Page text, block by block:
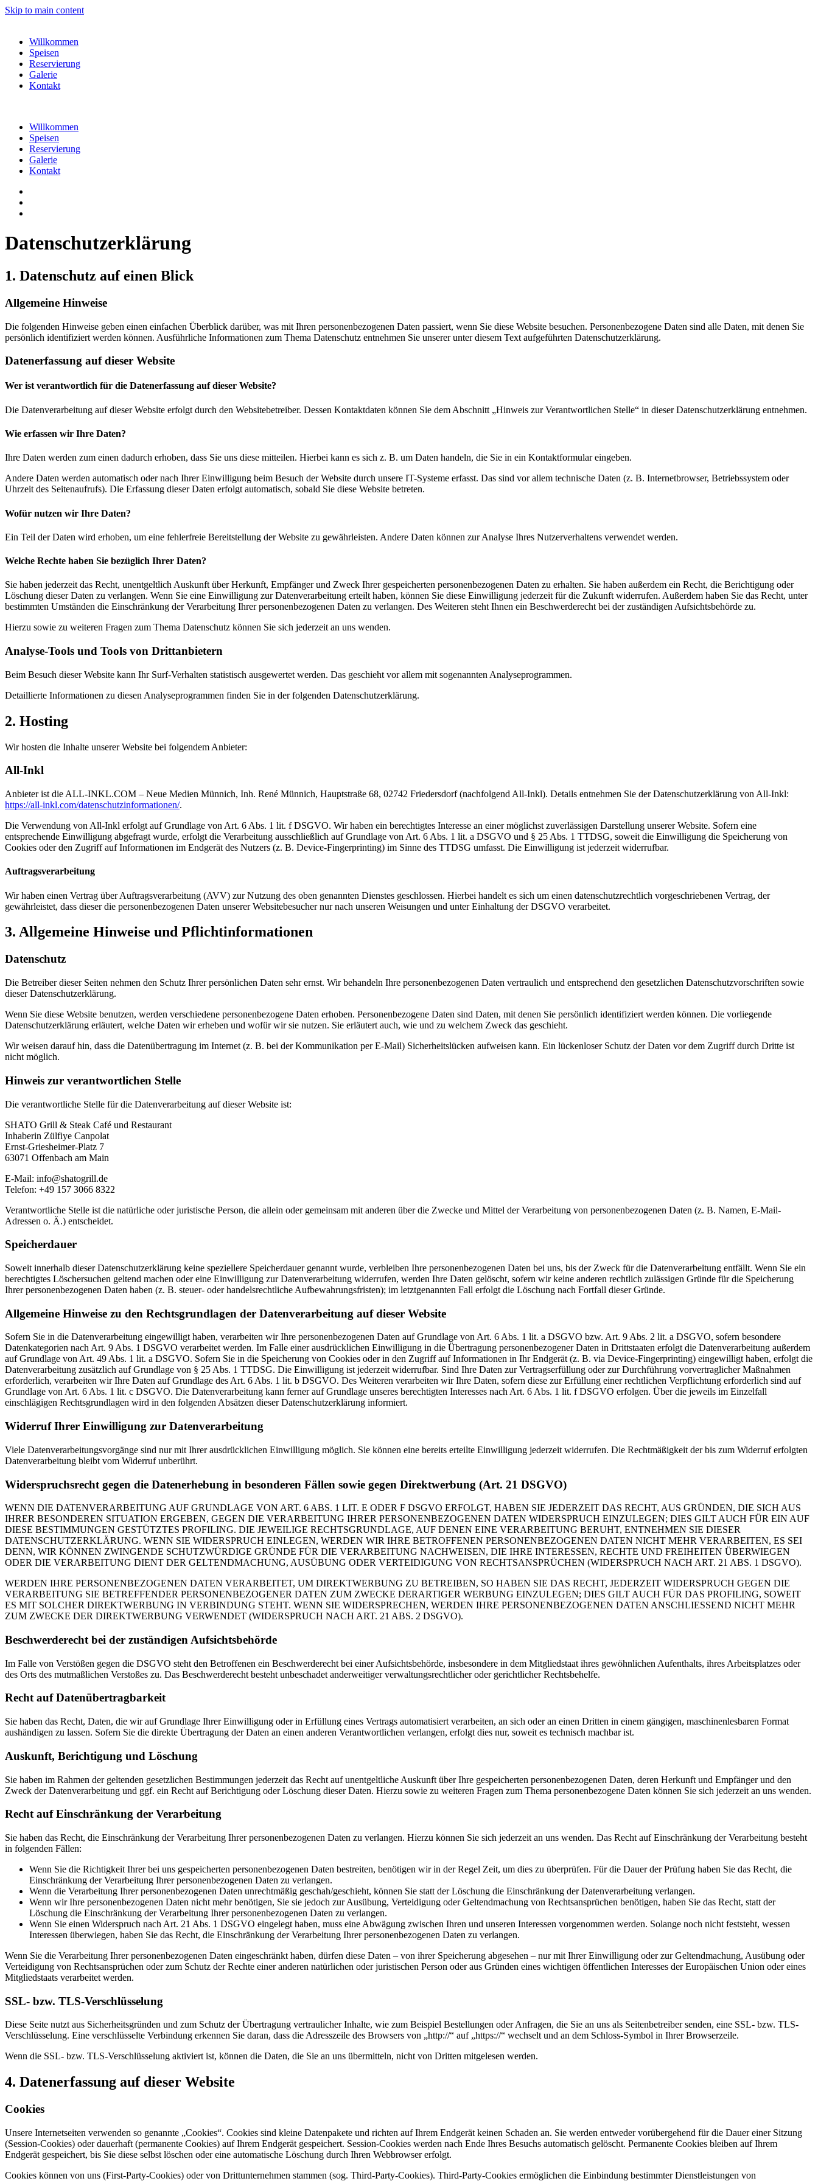
Skip to main content
Willkommen
Speisen
Reservierung
Galerie
Kontakt
Willkommen
Speisen
Reservierung
Galerie
Kontakt
Datenschutz­erklärung
1. Datenschutz auf einen Blick
Allgemeine Hinweise
Die folgenden Hinweise geben einen einfachen Überblick darüber, was mit Ihren personenbezogenen Daten passiert, wenn Sie diese Website besuchen. Personenbezogene Daten sind alle Daten, mit denen Sie
persönlich identifiziert werden können. Ausführliche Informationen zum Thema Datenschutz entnehmen Sie unserer unter diesem Text aufgeführten Datenschutzerklärung.
Datenerfassung auf dieser Website
Wer ist verantwortlich für die Datenerfassung auf dieser Website?
Die Datenverarbeitung auf dieser Website erfolgt durch den Websitebetreiber. Dessen Kontaktdaten können Sie dem Abschnitt „Hinweis zur Verantwortlichen Stelle“ in dieser Datenschutzerklärung entnehmen.
Wie erfassen wir Ihre Daten?
Ihre Daten werden zum einen dadurch erhoben, dass Sie uns diese mitteilen. Hierbei kann es sich z. B. um Daten handeln, die Sie in ein Kontaktformular eingeben.
Andere Daten werden automatisch oder nach Ihrer Einwilligung beim Besuch der Website durch unsere IT-Systeme erfasst. Das sind vor allem technische Daten (z. B. Internetbrowser, Betriebssystem oder
Uhrzeit des Seitenaufrufs). Die Erfassung dieser Daten erfolgt automatisch, sobald Sie diese Website betreten.
Wofür nutzen wir Ihre Daten?
Ein Teil der Daten wird erhoben, um eine fehlerfreie Bereitstellung der Website zu gewährleisten. Andere Daten können zur Analyse Ihres Nutzerverhaltens verwendet werden.
Welche Rechte haben Sie bezüglich Ihrer Daten?
Sie haben jederzeit das Recht, unentgeltlich Auskunft über Herkunft, Empfänger und Zweck Ihrer gespeicherten personenbezogenen Daten zu erhalten. Sie haben außerdem ein Recht, die Berichtigung oder
Löschung dieser Daten zu verlangen. Wenn Sie eine Einwilligung zur Datenverarbeitung erteilt haben, können Sie diese Einwilligung jederzeit für die Zukunft widerrufen. Außerdem haben Sie das Recht, unter
bestimmten Umständen die Einschränkung der Verarbeitung Ihrer personenbezogenen Daten zu verlangen. Des Weiteren steht Ihnen ein Beschwerderecht bei der zuständigen Aufsichtsbehörde zu.
Hierzu sowie zu weiteren Fragen zum Thema Datenschutz können Sie sich jederzeit an uns wenden.
Analyse-Tools und Tools von Dritt­anbietern
Beim Besuch dieser Website kann Ihr Surf-Verhalten statistisch ausgewertet werden. Das geschieht vor allem mit sogenannten Analyseprogrammen.
Detaillierte Informationen zu diesen Analyseprogrammen finden Sie in der folgenden Datenschutzerklärung.
2. Hosting
Wir hosten die Inhalte unserer Website bei folgendem Anbieter:
All-Inkl
Anbieter ist die ALL-INKL.COM – Neue Medien Münnich, Inh. René Münnich, Hauptstraße 68, 02742 Friedersdorf (nachfolgend All-Inkl). Details entnehmen Sie der Datenschutzerklärung von All-Inkl:
https://all-inkl.com/datenschutzinformationen/.
Die Verwendung von All-Inkl erfolgt auf Grundlage von Art. 6 Abs. 1 lit. f DSGVO. Wir haben ein berechtigtes Interesse an einer möglichst zuverlässigen Darstellung unserer Website. Sofern eine
entsprechende Einwilligung abgefragt wurde, erfolgt die Verarbeitung ausschließlich auf Grundlage von Art. 6 Abs. 1 lit. a DSGVO und § 25 Abs. 1 TTDSG, soweit die Einwilligung die Speicherung von
Cookies oder den Zugriff auf Informationen im Endgerät des Nutzers (z. B. Device-Fingerprinting) im Sinne des TTDSG umfasst. Die Einwilligung ist jederzeit widerrufbar.
Auftragsverarbeitung
Wir haben einen Vertrag über Auftragsverarbeitung (AVV) zur Nutzung des oben genannten Dienstes geschlossen. Hierbei handelt es sich um einen datenschutzrechtlich vorgeschriebenen Vertrag, der
gewährleistet, dass dieser die personenbezogenen Daten unserer Websitebesucher nur nach unseren Weisungen und unter Einhaltung der DSGVO verarbeitet.
3. Allgemeine Hinweise und Pflicht­informationen
Datenschutz
Die Betreiber dieser Seiten nehmen den Schutz Ihrer persönlichen Daten sehr ernst. Wir behandeln Ihre personenbezogenen Daten vertraulich und entsprechend den gesetzlichen Datenschutzvorschriften sowie
dieser Datenschutzerklärung.
Wenn Sie diese Website benutzen, werden verschiedene personenbezogene Daten erhoben. Personenbezogene Daten sind Daten, mit denen Sie persönlich identifiziert werden können. Die vorliegende
Datenschutzerklärung erläutert, welche Daten wir erheben und wofür wir sie nutzen. Sie erläutert auch, wie und zu welchem Zweck das geschieht.
Wir weisen darauf hin, dass die Datenübertragung im Internet (z. B. bei der Kommunikation per E-Mail) Sicherheitslücken aufweisen kann. Ein lückenloser Schutz der Daten vor dem Zugriff durch Dritte ist
nicht möglich.
Hinweis zur verantwortlichen Stelle
Die verantwortliche Stelle für die Datenverarbeitung auf dieser Website ist:
SHATO Grill & Steak Café und Restaurant
Inhaberin Zülfiye Canpolat
Ernst-Griesheimer-Platz 7
63071 Offenbach am Main
E-Mail: info@shatogrill.de
Telefon: +49 157 3066 8322
Verantwortliche Stelle ist die natürliche oder juristische Person, die allein oder gemeinsam mit anderen über die Zwecke und Mittel der Verarbeitung von personenbezogenen Daten (z. B. Namen, E-Mail-
Adressen o. Ä.) entscheidet.
Speicherdauer
Soweit innerhalb dieser Datenschutzerklärung keine speziellere Speicherdauer genannt wurde, verbleiben Ihre personenbezogenen Daten bei uns, bis der Zweck für die Datenverarbeitung entfällt. Wenn Sie ein
berechtigtes Löschersuchen geltend machen oder eine Einwilligung zur Datenverarbeitung widerrufen, werden Ihre Daten gelöscht, sofern wir keine anderen rechtlich zulässigen Gründe für die Speicherung
Ihrer personenbezogenen Daten haben (z. B. steuer- oder handelsrechtliche Aufbewahrungsfristen); im letztgenannten Fall erfolgt die Löschung nach Fortfall dieser Gründe.
Allgemeine Hinweise zu den Rechtsgrundlagen der Datenverarbeitung auf dieser Website
Sofern Sie in die Datenverarbeitung eingewilligt haben, verarbeiten wir Ihre personenbezogenen Daten auf Grundlage von Art. 6 Abs. 1 lit. a DSGVO bzw. Art. 9 Abs. 2 lit. a DSGVO, sofern besondere
Datenkategorien nach Art. 9 Abs. 1 DSGVO verarbeitet werden. Im Falle einer ausdrücklichen Einwilligung in die Übertragung personenbezogener Daten in Drittstaaten erfolgt die Datenverarbeitung außerdem
auf Grundlage von Art. 49 Abs. 1 lit. a DSGVO. Sofern Sie in die Speicherung von Cookies oder in den Zugriff auf Informationen in Ihr Endgerät (z. B. via Device-Fingerprinting) eingewilligt haben, erfolgt die
Datenverarbeitung zusätzlich auf Grundlage von § 25 Abs. 1 TTDSG. Die Einwilligung ist jederzeit widerrufbar. Sind Ihre Daten zur Vertragserfüllung oder zur Durchführung vorvertraglicher Maßnahmen
erforderlich, verarbeiten wir Ihre Daten auf Grundlage des Art. 6 Abs. 1 lit. b DSGVO. Des Weiteren verarbeiten wir Ihre Daten, sofern diese zur Erfüllung einer rechtlichen Verpflichtung erforderlich sind auf
Grundlage von Art. 6 Abs. 1 lit. c DSGVO. Die Datenverarbeitung kann ferner auf Grundlage unseres berechtigten Interesses nach Art. 6 Abs. 1 lit. f DSGVO erfolgen. Über die jeweils im Einzelfall
einschlägigen Rechtsgrundlagen wird in den folgenden Absätzen dieser Datenschutzerklärung informiert.
Widerruf Ihrer Einwilligung zur Datenverarbeitung
Viele Datenverarbeitungsvorgänge sind nur mit Ihrer ausdrücklichen Einwilligung möglich. Sie können eine bereits erteilte Einwilligung jederzeit widerrufen. Die Rechtmäßigkeit der bis zum Widerruf erfolgten
Datenverarbeitung bleibt vom Widerruf unberührt.
Widerspruchsrecht gegen die Datenerhebung in besonderen Fällen sowie gegen Direktwerbung (Art. 21 DSGVO)
WENN DIE DATENVERARBEITUNG AUF GRUNDLAGE VON ART. 6 ABS. 1 LIT. E ODER F DSGVO ERFOLGT, HABEN SIE JEDERZEIT DAS RECHT, AUS GRÜNDEN, DIE SICH AUS
IHRER BESONDEREN SITUATION ERGEBEN, GEGEN DIE VERARBEITUNG IHRER PERSONENBEZOGENEN DATEN WIDERSPRUCH EINZULEGEN; DIES GILT AUCH FÜR EIN AUF
DIESE BESTIMMUNGEN GESTÜTZTES PROFILING. DIE JEWEILIGE RECHTSGRUNDLAGE, AUF DENEN EINE VERARBEITUNG BERUHT, ENTNEHMEN SIE DIESER
DATENSCHUTZERKLÄRUNG. WENN SIE WIDERSPRUCH EINLEGEN, WERDEN WIR IHRE BETROFFENEN PERSONENBEZOGENEN DATEN NICHT MEHR VERARBEITEN, ES SEI
DENN, WIR KÖNNEN ZWINGENDE SCHUTZWÜRDIGE GRÜNDE FÜR DIE VERARBEITUNG NACHWEISEN, DIE IHRE INTERESSEN, RECHTE UND FREIHEITEN ÜBERWIEGEN
ODER DIE VERARBEITUNG DIENT DER GELTENDMACHUNG, AUSÜBUNG ODER VERTEIDIGUNG VON RECHTSANSPRÜCHEN (WIDERSPRUCH NACH ART. 21 ABS. 1 DSGVO).
WERDEN IHRE PERSONENBEZOGENEN DATEN VERARBEITET, UM DIREKTWERBUNG ZU BETREIBEN, SO HABEN SIE DAS RECHT, JEDERZEIT WIDERSPRUCH GEGEN DIE
VERARBEITUNG SIE BETREFFENDER PERSONENBEZOGENER DATEN ZUM ZWECKE DERARTIGER WERBUNG EINZULEGEN; DIES GILT AUCH FÜR DAS PROFILING, SOWEIT
ES MIT SOLCHER DIREKTWERBUNG IN VERBINDUNG STEHT. WENN SIE WIDERSPRECHEN, WERDEN IHRE PERSONENBEZOGENEN DATEN ANSCHLIESSEND NICHT MEHR
ZUM ZWECKE DER DIREKTWERBUNG VERWENDET (WIDERSPRUCH NACH ART. 21 ABS. 2 DSGVO).
Beschwerde­recht bei der zuständigen Aufsichts­behörde
Im Falle von Verstößen gegen die DSGVO steht den Betroffenen ein Beschwerderecht bei einer Aufsichtsbehörde, insbesondere in dem Mitgliedstaat ihres gewöhnlichen Aufenthalts, ihres Arbeitsplatzes oder
des Orts des mutmaßlichen Verstoßes zu. Das Beschwerderecht besteht unbeschadet anderweitiger verwaltungsrechtlicher oder gerichtlicher Rechtsbehelfe.
Recht auf Daten­übertrag­barkeit
Sie haben das Recht, Daten, die wir auf Grundlage Ihrer Einwilligung oder in Erfüllung eines Vertrags automatisiert verarbeiten, an sich oder an einen Dritten in einem gängigen, maschinenlesbaren Format
aushändigen zu lassen. Sofern Sie die direkte Übertragung der Daten an einen anderen Verantwortlichen verlangen, erfolgt dies nur, soweit es technisch machbar ist.
Auskunft, Berichtigung und Löschung
Sie haben im Rahmen der geltenden gesetzlichen Bestimmungen jederzeit das Recht auf unentgeltliche Auskunft über Ihre gespeicherten personenbezogenen Daten, deren Herkunft und Empfänger und den
Zweck der Datenverarbeitung und ggf. ein Recht auf Berichtigung oder Löschung dieser Daten. Hierzu sowie zu weiteren Fragen zum Thema personenbezogene Daten können Sie sich jederzeit an uns wenden.
Recht auf Einschränkung der Verarbeitung
Sie haben das Recht, die Einschränkung der Verarbeitung Ihrer personenbezogenen Daten zu verlangen. Hierzu können Sie sich jederzeit an uns wenden. Das Recht auf Einschränkung der Verarbeitung besteht
in folgenden Fällen:
Wenn Sie die Richtigkeit Ihrer bei uns gespeicherten personenbezogenen Daten bestreiten, benötigen wir in der Regel Zeit, um dies zu überprüfen. Für die Dauer der Prüfung haben Sie das Recht, die
Einschränkung der Verarbeitung Ihrer personenbezogenen Daten zu verlangen.
Wenn die Verarbeitung Ihrer personenbezogenen Daten unrechtmäßig geschah/geschieht, können Sie statt der Löschung die Einschränkung der Datenverarbeitung verlangen.
Wenn wir Ihre personenbezogenen Daten nicht mehr benötigen, Sie sie jedoch zur Ausübung, Verteidigung oder Geltendmachung von Rechtsansprüchen benötigen, haben Sie das Recht, statt der
Löschung die Einschränkung der Verarbeitung Ihrer personenbezogenen Daten zu verlangen.
Wenn Sie einen Widerspruch nach Art. 21 Abs. 1 DSGVO eingelegt haben, muss eine Abwägung zwischen Ihren und unseren Interessen vorgenommen werden. Solange noch nicht feststeht, wessen
Interessen überwiegen, haben Sie das Recht, die Einschränkung der Verarbeitung Ihrer personenbezogenen Daten zu verlangen.
Wenn Sie die Verarbeitung Ihrer personenbezogenen Daten eingeschränkt haben, dürfen diese Daten – von ihrer Speicherung abgesehen – nur mit Ihrer Einwilligung oder zur Geltendmachung, Ausübung oder
Verteidigung von Rechtsansprüchen oder zum Schutz der Rechte einer anderen natürlichen oder juristischen Person oder aus Gründen eines wichtigen öffentlichen Interesses der Europäischen Union oder eines
Mitgliedstaats verarbeitet werden.
SSL- bzw. TLS-Verschlüsselung
Diese Seite nutzt aus Sicherheitsgründen und zum Schutz der Übertragung vertraulicher Inhalte, wie zum Beispiel Bestellungen oder Anfragen, die Sie an uns als Seitenbetreiber senden, eine SSL- bzw. TLS-
Verschlüsselung. Eine verschlüsselte Verbindung erkennen Sie daran, dass die Adresszeile des Browsers von „http://“ auf „https://“ wechselt und an dem Schloss-Symbol in Ihrer Browserzeile.
Wenn die SSL- bzw. TLS-Verschlüsselung aktiviert ist, können die Daten, die Sie an uns übermitteln, nicht von Dritten mitgelesen werden.
4. Datenerfassung auf dieser Website
Cookies
Unsere Internetseiten verwenden so genannte „Cookies“. Cookies sind kleine Datenpakete und richten auf Ihrem Endgerät keinen Schaden an. Sie werden entweder vorübergehend für die Dauer einer Sitzung
(Session-Cookies) oder dauerhaft (permanente Cookies) auf Ihrem Endgerät gespeichert. Session-Cookies werden nach Ende Ihres Besuchs automatisch gelöscht. Permanente Cookies bleiben auf Ihrem
Endgerät gespeichert, bis Sie diese selbst löschen oder eine automatische Löschung durch Ihren Webbrowser erfolgt.
Cookies können von uns (First-Party-Cookies) oder von Drittunternehmen stammen (sog. Third-Party-Cookies). Third-Party-Cookies ermöglichen die Einbindung bestimmter Dienstleistungen von